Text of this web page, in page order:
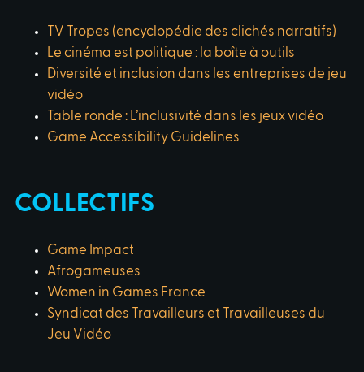
TV Tropes (encyclopédie des clichés narratifs)
Le cinéma est politique : la boîte à outils
Diversité et inclusion dans les entreprises de jeu
vidéo
Table ronde : L’inclusivité dans les jeux vidéo
Game Accessibility Guidelines
COLLECTIFS
Game Impact
Afrogameuses
Women in Games France
Syndicat des Travailleurs et Travailleuses du
Jeu Vidéo